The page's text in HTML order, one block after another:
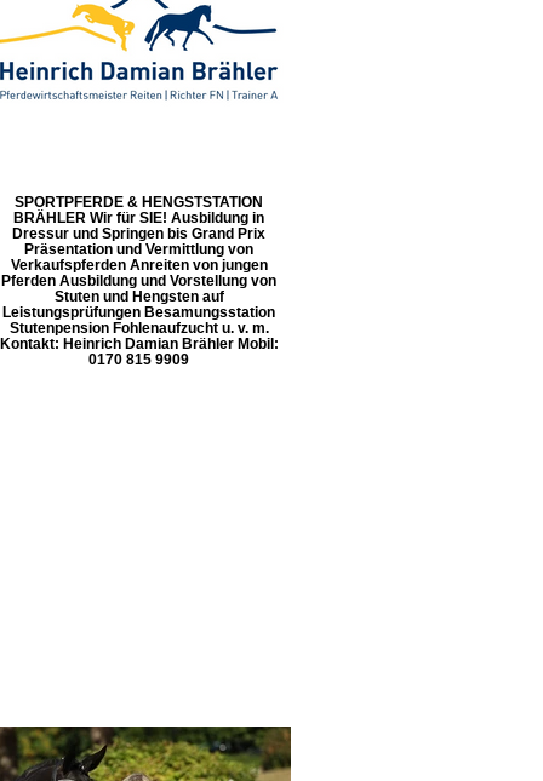
SPORTPFERDE & HENGSTSTATION
BRÄHLER Wir für SIE! Ausbildung in
Dressur und Springen bis Grand Prix
Präsentation und Vermittlung von
Verkaufspferden Anreiten von jungen
Pferden Ausbildung und Vorstellung von
Stuten und Hengsten auf
Leistungsprüfungen Besamungsstation
Stutenpension Fohlenaufzucht u. v. m.
Kontakt: Heinrich Damian Brähler Mobil:
0170 815 9909